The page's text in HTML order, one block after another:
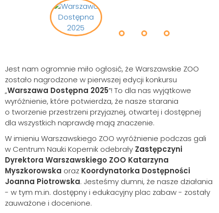
Jest nam ogromnie miło ogłosić, że Warszawskie ZOO
zostało nagrodzone w pierwszej edycji konkursu
„Warszawa Dostępna 2025”! To dla nas wyjątkowe
wyróżnienie, które potwierdza, że nasze starania
o tworzenie przestrzeni przyjaznej, otwartej i dostępnej
dla wszystkich naprawdę mają znaczenie.
W imieniu Warszawskiego ZOO wyróżnienie podczas gali
w Centrum Nauki Kopernik odebrały Zastępczyni
Dyrektora Warszawskiego ZOO Katarzyna
Myszkorowska oraz Koordynatorka Dostępności
Joanna Piotrowska. Jesteśmy dumni, że nasze działania
- w tym m.in. dostępny i edukacyjny plac zabaw - zostały
zauważone i docenione.